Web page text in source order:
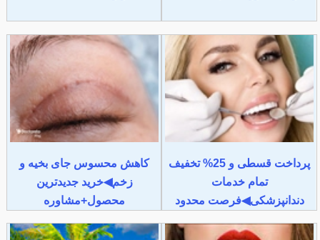
پرداخت قسطی و 25% تخفیف
تمام خدمات
دندانپزشکی◀فرصت محدود
کاهش محسوس جای بخیه و
زخم◀خرید جدیدترین
محصول+مشاوره